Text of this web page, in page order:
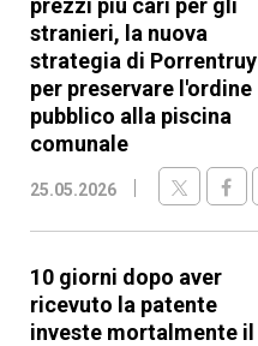
prezzi più cari per gli
stranieri, la nuova
strategia di Porrentruy
per preservare l'ordine
pubblico alla piscina
comunale
25.05.2026
10 giorni dopo aver
ricevuto la patente
investe mortalmente il